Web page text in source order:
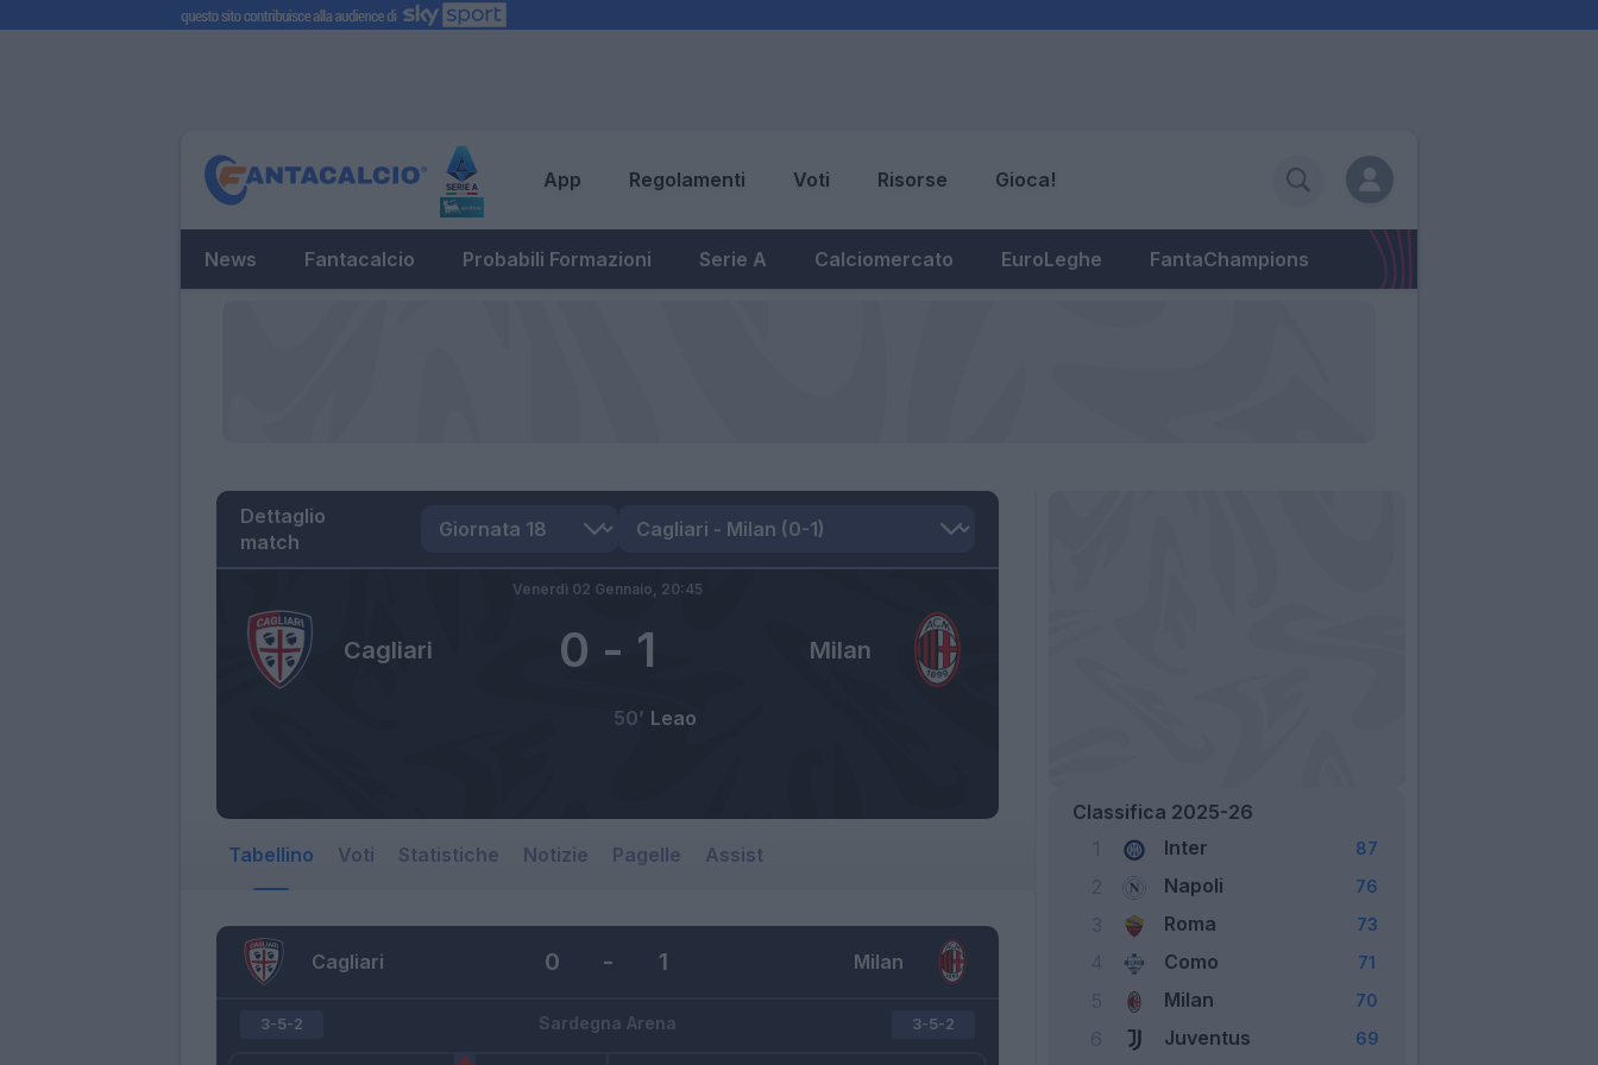
App Regolamenti Voti Risorse Gioca!
News Fantacalcio Probabili Formazioni Serie A Calciomercato EuroLeghe FantaChampions
Dettaglio
match
Cagliari Milan
0 - 1
Venerdì 02 Gennaio, 20:45
Leao
50’
Tabellino Voti Statistiche Notizie Pagelle Assist
Cagliari Milan
0 - 1
Sardegna Arena
3-5-2 3-5-2
Classifica 2025-26
Inter 87
Napoli 76
Roma 73
Como 71
Milan 70
Juventus 69